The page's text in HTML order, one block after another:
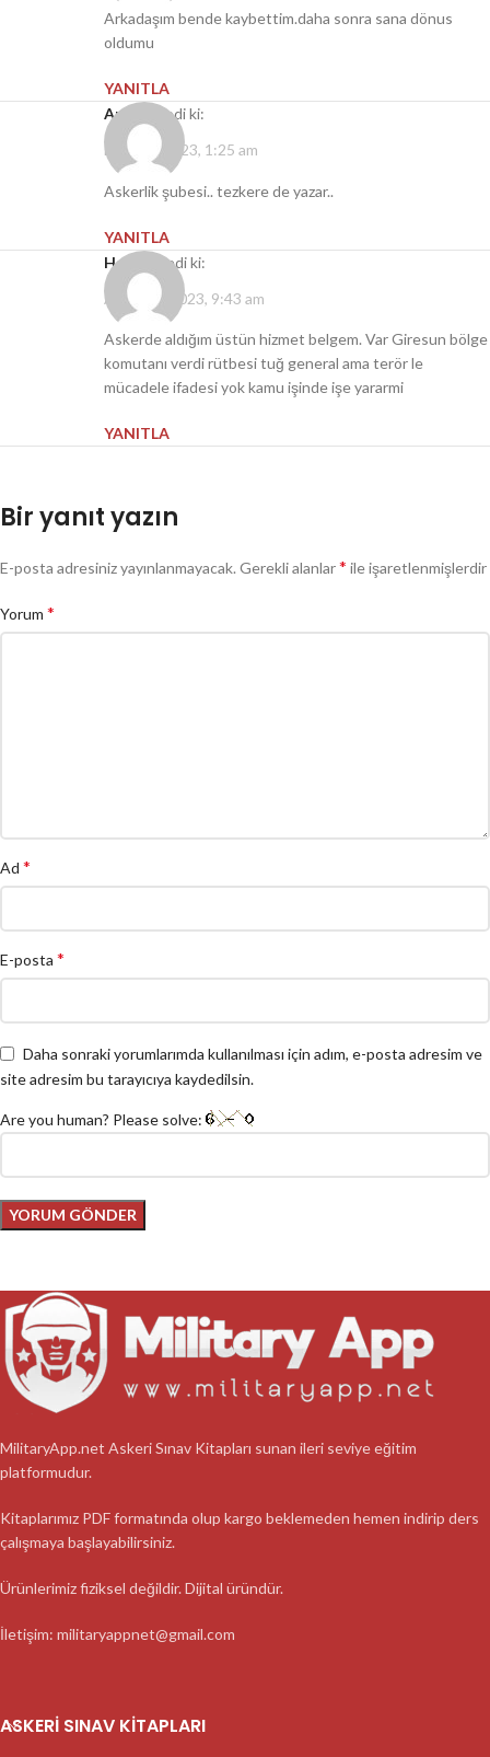
Arkadaşım bende kaybettim.daha sonra sana dönus
oldumu
YANITLA
Amfibi
dedi ki:
Ekim 24, 2023, 1:25 am
Askerlik şubesi.. tezkere de yazar..
YANITLA
Hakan
dedi ki:
Aralık 24, 2023, 9:43 am
Askerde aldığım üstün hizmet belgem. Var Giresun bölge
komutanı verdi rütbesi tuğ general ama terör le
mücadele ifadesi yok kamu işinde işe yararmi
YANITLA
Bir yanıt yazın
E-posta adresiniz yayınlanmayacak. Gerekli alanlar* ile işaretlenmişlerdir
Yorum *
Ad *
E-posta *
Daha sonraki yorumlarımda kullanılması için adım, e-posta adresim ve
site adresim bu tarayıcıya kaydedilsin.
Are you human? Please solve:
MilitaryApp.net Askeri Sınav Kitapları sunan ileri seviye eğitim
platformudur.
Kitaplarımız PDF formatında olup kargo beklemeden hemen indirip ders
çalışmaya başlayabilirsiniz.
Ürünlerimiz fiziksel değildir. Dijital üründür.
İletişim: militaryappnet@gmail.com
ASKERI SINAV KITAPLARI